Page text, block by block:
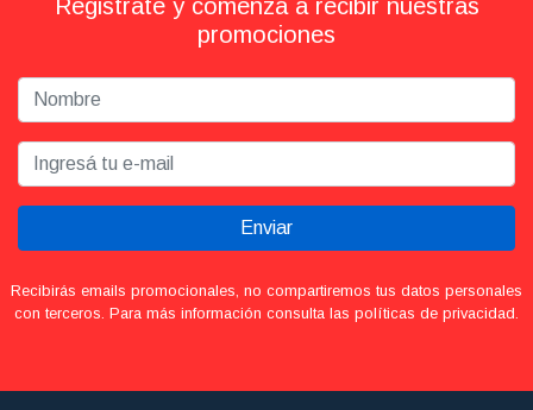
Registrate y comenzá a recibir nuestras
promociones
Enviar
Recibirás emails promocionales, no compartiremos tus datos personales
con terceros. Para más información consulta las políticas de privacidad.